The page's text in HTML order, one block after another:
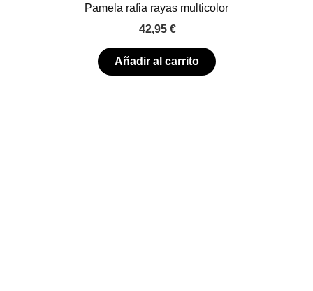
Pamela rafia rayas multicolor
42,95 €
Añadir al carrito